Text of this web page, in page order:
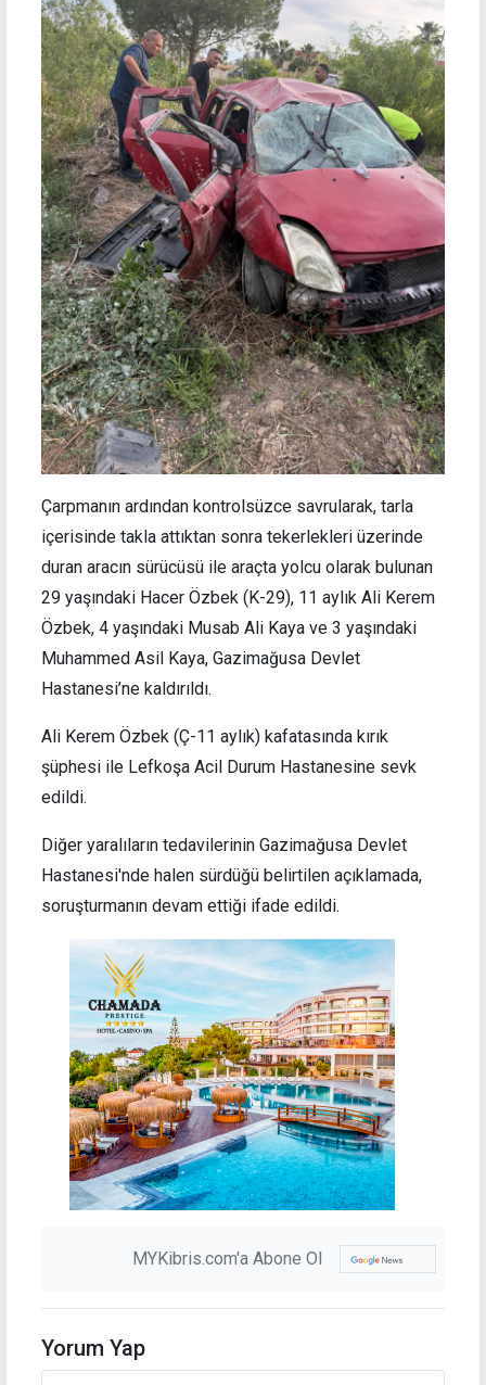
Çarpmanın ardından kontrolsüzce savrularak, tarla
içerisinde takla attıktan sonra tekerlekleri üzerinde
duran aracın sürücüsü ile araçta yolcu olarak bulunan
29 yaşındaki Hacer Özbek (K-29), 11 aylık Ali Kerem
Özbek, 4 yaşındaki Musab Ali Kaya ve 3 yaşındaki
Muhammed Asil Kaya, Gazimağusa Devlet
Hastanesi’ne kaldırıldı.
Ali Kerem Özbek (Ç-11 aylık) kafatasında kırık
şüphesi ile Lefkoşa Acil Durum Hastanesine sevk
edildi.
Diğer yaralıların tedavilerinin Gazimağusa Devlet
Hastanesi'nde halen sürdüğü belirtilen açıklamada,
soruşturmanın devam ettiği ifade edildi.
MYKibris.com'a Abone Ol
Yorum Yap